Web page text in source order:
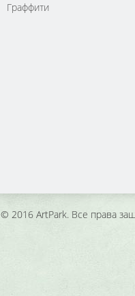
Граффити
© 2016 ArtPark. Все права